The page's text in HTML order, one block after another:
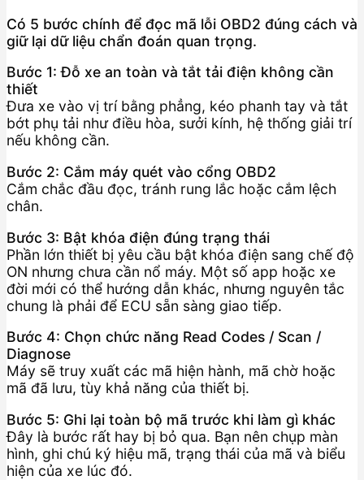
Có 5 bước chính để đọc mã lỗi OBD2 đúng cách và
giữ lại dữ liệu chẩn đoán quan trọng.
Bước 1: Đỗ xe an toàn và tắt tải điện không cần
thiết
Đưa xe vào vị trí bằng phẳng, kéo phanh tay và tắt
bớt phụ tải như điều hòa, sưởi kính, hệ thống giải trí
nếu không cần.
Bước 2: Cắm máy quét vào cổng OBD2
Cắm chắc đầu đọc, tránh rung lắc hoặc cắm lệch
chân.
Bước 3: Bật khóa điện đúng trạng thái
Phần lớn thiết bị yêu cầu bật khóa điện sang chế độ
ON nhưng chưa cần nổ máy. Một số app hoặc xe
đời mới có thể hướng dẫn khác, nhưng nguyên tắc
chung là phải để ECU sẵn sàng giao tiếp.
Bước 4: Chọn chức năng Read Codes / Scan /
Diagnose
Máy sẽ truy xuất các mã hiện hành, mã chờ hoặc
mã đã lưu, tùy khả năng của thiết bị.
Bước 5: Ghi lại toàn bộ mã trước khi làm gì khác
Đây là bước rất hay bị bỏ qua. Bạn nên chụp màn
hình, ghi chú ký hiệu mã, trạng thái của mã và biểu
hiện của xe lúc đó.